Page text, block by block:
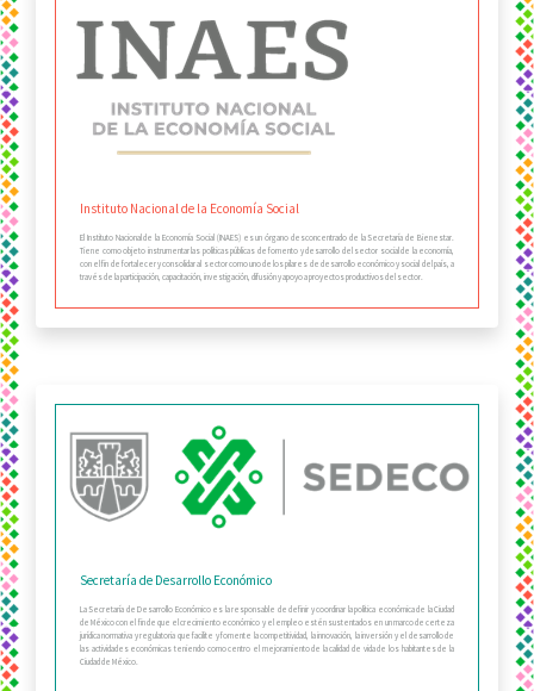
Instituto Nacional de la Economía Social
El Instituto Nacional de la Economía Social (INAES) es un órgano desconcentrado de la Secretaría de Bienestar.
Tiene como objeto instrumentar las políticas públicas de fomento y desarrollo del sector social de la economía,
con el fin de fortalecer y consolidar al sector como uno de los pilares de desarrollo económico y social del país, a
través de la participación, capacitación, investigación, difusión y apoyo a proyectos productivos del sector.
Secretaría de Desarrollo Económico
La Secretaría de Desarrollo Económico es la responsable de definir y coordinar la política económica de la Ciudad
de México con el fin de que el crecimiento económico y el empleo estén sustentados en un marco de certeza
jurídica normativa y regulatoria que facilite y fomente la competitividad, la innovación, la inversión y el desarrollo de
las actividades económicas teniendo como centro el mejoramiento de la calidad de vida de los habitantes de la
Ciudad de México.